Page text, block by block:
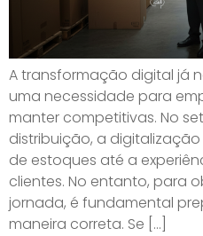
A transformação digital já
uma necessidade para
manter competitivas. No
distribuição, a
de estoques até a
clientes. No entanto, para
jornada, é fundamental
maneira correta. Se […]